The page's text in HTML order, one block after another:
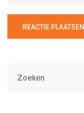
REACTIE PLAATSEN